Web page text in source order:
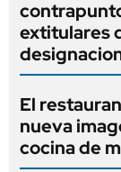
extitulares
El
nueva
cocina de